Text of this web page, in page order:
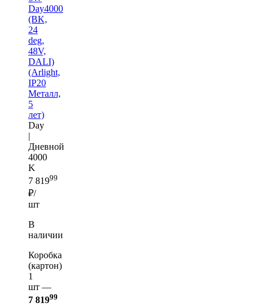
Day4000
(BK,
24
deg,
48V,
DALI)
(Arlight,
IP20
Металл,
5
лет)
Day
|
Дневной
4000
K
7 81999
₽/
шт
В
наличии
Коробка
(картон)
1
шт —
7 81999